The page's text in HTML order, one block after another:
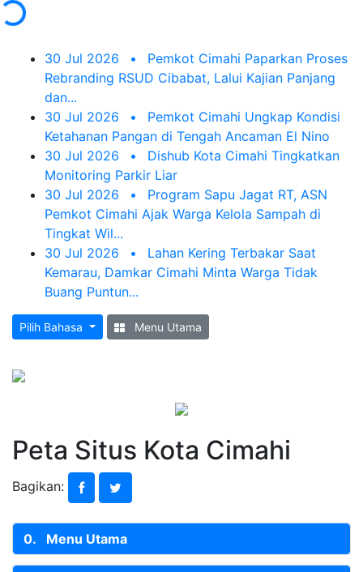
30 Jul 2026 •
Pemkot Cimahi Paparkan Proses
Rebranding RSUD Cibabat, Lalui Kajian Panjang
dan...
30 Jul 2026
•
Pemkot Cimahi Ungkap Kondisi
Ketahanan Pangan di Tengah Ancaman El Nino
30 Jul 2026
•
Dishub Kota Cimahi Tingkatkan
Monitoring Parkir Liar
30 Jul 2026
•
Program Sapu Jagat RT, ASN
Pemkot Cimahi Ajak Warga Kelola Sampah di
Tingkat Wil...
30 Jul 2026
•
Lahan Kering Terbakar Saat
Kemarau, Damkar Cimahi Minta Warga Tidak
Buang Puntun...
Pilih Bahasa Menu Utama
Peta Situs Kota Cimahi
Bagikan:
0. Menu Utama